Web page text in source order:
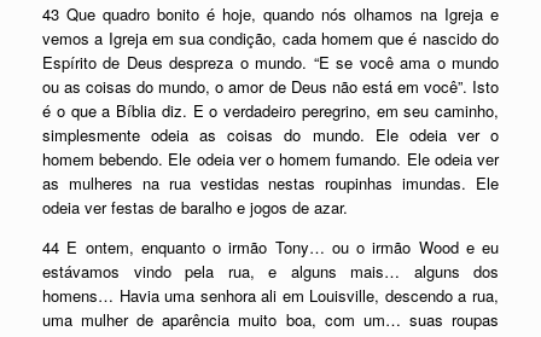
43 Que quadro bonito é hoje, quando nós olhamos na Igreja e
vemos a Igreja em sua condição, cada homem que é nascido do
Espírito de Deus despreza o mundo. “E se você ama o mundo
ou as coisas do mundo, o amor de Deus não está em você”. Isto
é o que a Bíblia diz. E o verdadeiro peregrino, em seu caminho,
simplesmente odeia as coisas do mundo. Ele odeia ver o
homem bebendo. Ele odeia ver o homem fumando. Ele odeia ver
as mulheres na rua vestidas nestas roupinhas imundas. Ele
odeia ver festas de baralho e jogos de azar.
44 E ontem, enquanto o irmão Tony… ou o irmão Wood e eu
estávamos vindo pela rua, e alguns mais… alguns dos
homens… Havia uma senhora ali em Louisville, descendo a rua,
uma mulher de aparência muito boa, com um… suas roupas